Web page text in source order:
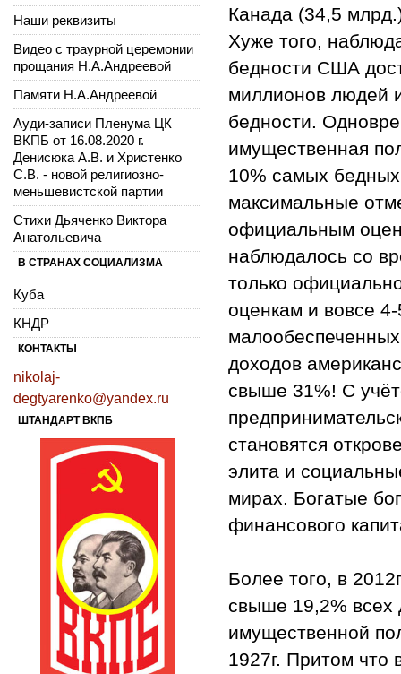
Канада (34,5
Хуже того,
бедности США
миллионов людей
бедности.
имущественная
10% самых
максимальные
официальным
наблюдалось со
только
оценкам и вовсе
доходов
свыше 31%! С
становятся
элита и
мирах. Богатые
финансового
Более того, в
свыше 19,2%
имущественной
1927г. Притом что
Наши реквизиты
Видео с траурной церемонии
прощания Н.А.Андреевой
Памяти Н.А.Андреевой
Ауди-записи Пленума ЦК
ВКПБ от 16.08.2020 г.
Денисюка А.В. и Христенко
С.В. - новой религиозно-
меньшевистской партии
Стихи Дьяченко Виктора
Анатольевича
В СТРАНАХ СОЦИАЛИЗМА
Куба
КНДР
КОНТАКТЫ
nikolaj-
degtyarenko@yandex.ru
ШТАНДАРТ ВКПБ